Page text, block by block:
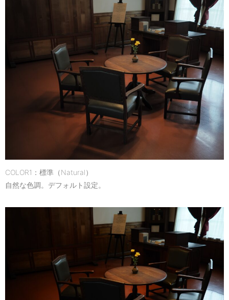
COLOR1：標準（Natural）
自然な色調。デフォルト設定。